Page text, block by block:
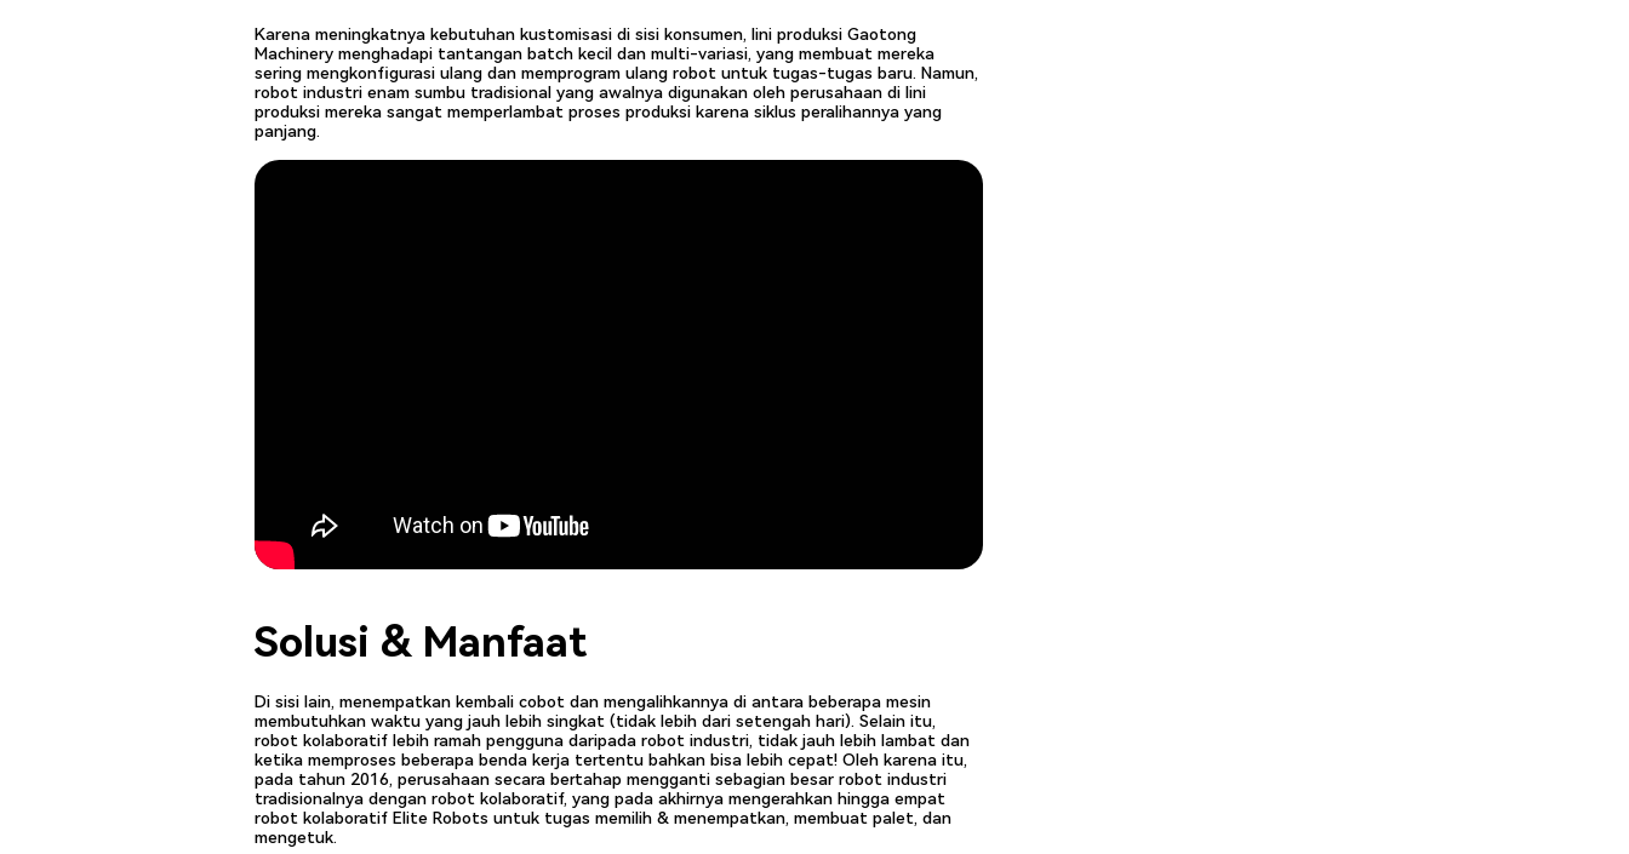
Karena meningkatnya kebutuhan kustomisasi di sisi konsumen, lini produksi Gaotong
Machinery menghadapi tantangan batch kecil dan multi-variasi, yang membuat mereka
sering mengkonfigurasi ulang dan memprogram ulang robot untuk tugas-tugas baru. Namun,
robot industri enam sumbu tradisional yang awalnya digunakan oleh perusahaan di lini
produksi mereka sangat memperlambat proses produksi karena siklus peralihannya yang
panjang.
Solusi & Manfaat
Di sisi lain, menempatkan kembali cobot dan mengalihkannya di antara beberapa mesin
membutuhkan waktu yang jauh lebih singkat (tidak lebih dari setengah hari). Selain itu,
robot kolaboratif lebih ramah pengguna daripada robot industri, tidak jauh lebih lambat dan
ketika memproses beberapa benda kerja tertentu bahkan bisa lebih cepat! Oleh karena itu,
pada tahun 2016, perusahaan secara bertahap mengganti sebagian besar robot industri
tradisionalnya dengan robot kolaboratif, yang pada akhirnya mengerahkan hingga empat
robot kolaboratif Elite Robots untuk tugas memilih & menempatkan, membuat palet, dan
mengetuk.